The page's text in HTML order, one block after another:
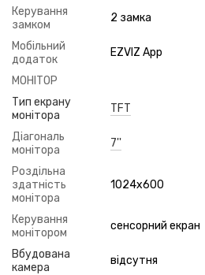
Керування
замком
2 замка
Мобільний
додаток
EZVIZ App
МОНІТОР
Тип екрану
монітора
TFT
Діагональ
монітора
7''
Роздільна
здатність
монітора
1024x600
Керування
монітором
сенсорний екран
Вбудована
камера
відсутня